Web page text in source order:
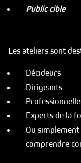
Public cible
Les ateliers sont
Décideurs
Dirigeants
Experts de la
Ou
comprendre